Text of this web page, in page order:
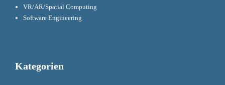
VR/AR/Spatial Computing
Software Engineering
Kategorien